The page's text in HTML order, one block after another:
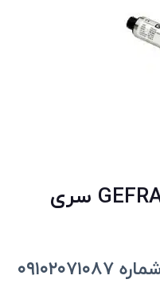
سنسور فشار ملت GEFRAN سری
جهت استعلام قیمت با شماره ۰۹۱۰۲۰۷۱۰۸۷